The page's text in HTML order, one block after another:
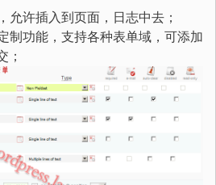
允许插入到页面，日志中去；
制功能，支持各种表单域，可添加
；